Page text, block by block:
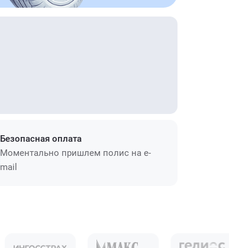
Безопасная оплата
Моментально пришлем полис на e-
mail